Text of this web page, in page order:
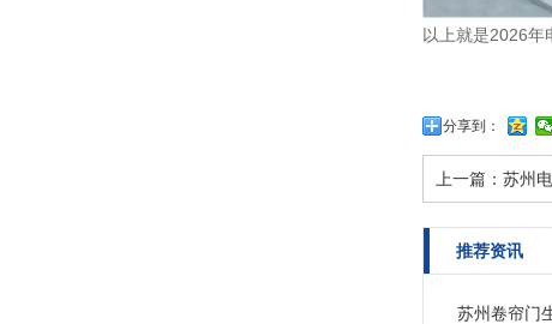
以上就是2026年
分享到：
上一篇： 苏州
推荐资讯
苏州卷帘门